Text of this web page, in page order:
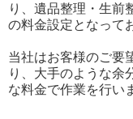
り、遺品整理・生前
の料金設定となって
当社はお客様のご要
り、大手のような余
な料金で作業を行い